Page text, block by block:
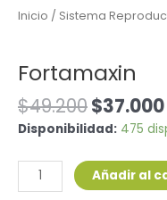
Inicio / Sistema
Fortamaxin
$49.200$37.000
Disponibilidad: 475
Añadir al